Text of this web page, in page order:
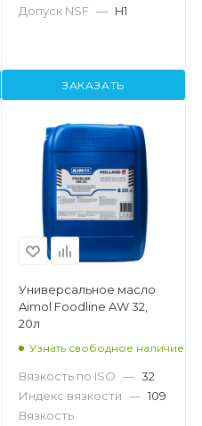
Допуск NSF — H1
ЗАКАЗАТЬ
Универсальное масло
Aimol Foodline AW 32,
20л
Узнать свободное наличие
Вязкость по ISO — 32
Индекс вязкости — 109
Вязкость